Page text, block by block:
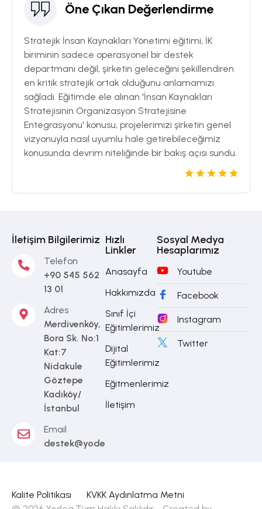
Öne Çıkan Değerlendirme
Stratejik İnsan Kaynakları Yönetimi eğitimi, İK
biriminin sadece operasyonel bir destek
departmanı değil, şirketin geleceğini şekillendiren
en kritik stratejik ortak olduğunu anlamamızı
sağladı. Eğitimde ele alınan 'İnsan Kaynakları
Stratejisinin Organizasyon Stratejisine
Entegrasyonu' konusu, projelerimizi şirketin genel
vizyonuyla nasıl uyumlu hale getirebileceğimiz
konusunda devrim niteliğinde bir bakış açısı sundu.
İletişim Bilgilerimiz
Telefon
+90 545 562
13 01
Adres
Merdivenköy,
Bora Sk. No:1
Kat:7
Nidakule
Göztepe
Kadıköy/
İstanbul
Email
destek@yodea.com.tr
Hızlı
Linkler
Anasayfa
Hakkımızda
Sınıf İçi
Eğitimlerimiz
Dijital
Eğitimlerimiz
Eğitmenlerimiz
İletişim
Sosyal Medya
Hesaplarımız
Youtube
Facebook
Instagram
Twitter
Kalite Politikası
KVKK Aydınlatma Metni